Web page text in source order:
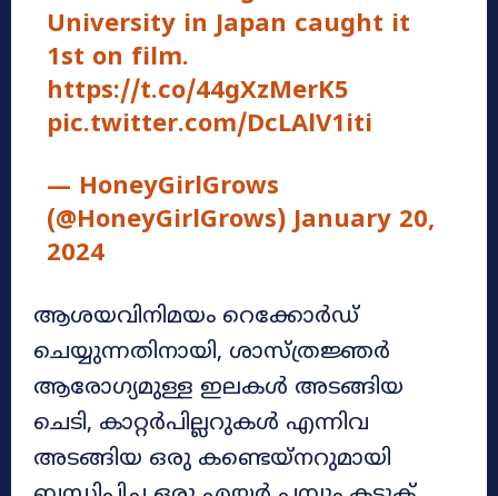
University in Japan caught it
1st on film.
https://t.co/44gXzMerK5
pic.twitter.com/DcLAlV1iti
— HoneyGirlGrows
(@HoneyGirlGrows) January 20,
2024
ആശയവിനിമയം റെക്കോർഡ്
ചെയ്യുന്നതിനായി, ശാസ്ത്രജ്ഞർ
ആരോഗ്യമുള്ള ഇലകൾ അടങ്ങിയ
ചെടി, കാറ്റർപില്ലറുകൾ എന്നിവ
അടങ്ങിയ ഒരു കണ്ടെയ്നറുമായി